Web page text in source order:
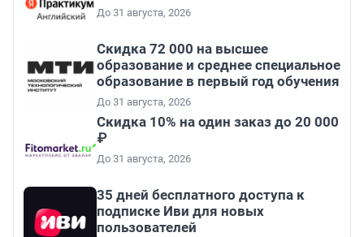
До 31 августа, 2026
Скидка 72 000 на высшее
образование и среднее специальное
образование в первый год обучения
До 31 августа, 2026
Скидка 10% на один заказ до 20 000
₽
До 31 августа, 2026
35 дней бесплатного доступа к
подписке Иви для новых
пользователей